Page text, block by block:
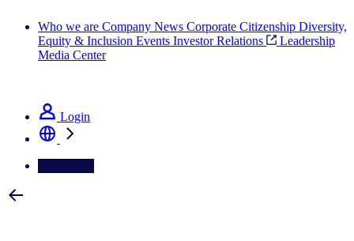
Who we are Company News Corporate Citizenship Diversity,
Equity & Inclusion Events Investor Relations
Leadership
Media Center
Login